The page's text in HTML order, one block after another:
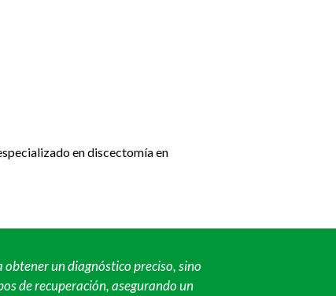
en discectomía en
obtener un diagnóstico preciso, sino
de recuperación, asegurando un